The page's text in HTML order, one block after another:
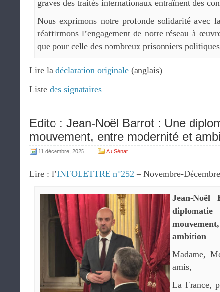
graves des traités internationaux entraînent des
Nous exprimons notre profonde solidarité avec
réaffirmons l’engagement de notre réseau à
que pour celle des nombreux prisonniers
Lire la déclaration originale (anglais)
Liste des signataires
Edito : Jean-Noël Barrot : Une
mouvement, entre modernité et
11 décembre, 2025 Au Sénat
Lire : l’INFOLETTRE n°252 – Novembre-
Jean-
ambition
Madame,
amis,
La France,